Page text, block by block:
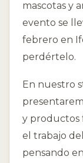
mascotas y
evento se
febrero en
perdértelo.
En nuestro
y productos
el trabajo
pensando